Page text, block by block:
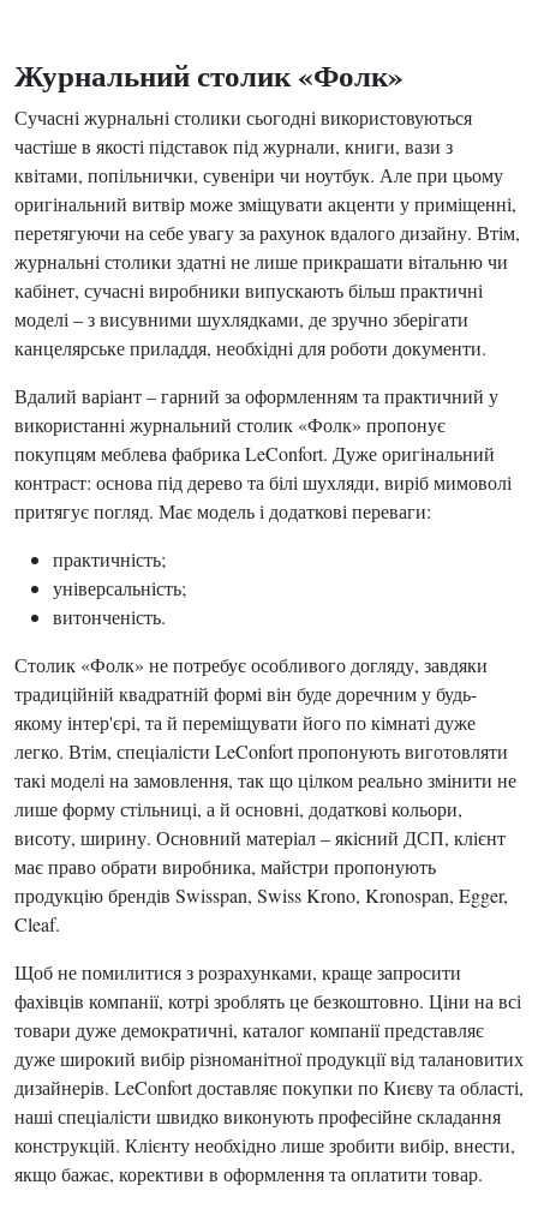
Журнальний столик «Фолк»
Сучасні журнальні столики сьогодні використовуються
частіше в якості підставок під журнали, книги, вази з
квітами, попільнички, сувеніри чи ноутбук. Але при цьому
оригінальний витвір може зміщувати акценти у приміщенні,
перетягуючи на себе увагу за рахунок вдалого дизайну. Втім,
журнальні столики здатні не лише прикрашати вітальню чи
кабінет, сучасні виробники випускають більш практичні
моделі – з висувними шухлядками, де зручно зберігати
канцелярське приладдя, необхідні для роботи документи.
Вдалий варіант – гарний за оформленням та практичний у
використанні журнальний столик «Фолк» пропонує
покупцям меблева фабрика LeConfort. Дуже оригінальний
контраст: основа під дерево та білі шухляди, виріб мимоволі
притягує погляд. Має модель і додаткові переваги:
практичність;
універсальність;
витонченість.
Столик «Фолк» не потребує особливого догляду, завдяки
традиційній квадратній формі він буде доречним у будь-
якому інтер'єрі, та й переміщувати його по кімнаті дуже
легко. Втім, спеціалісти LeConfort пропонують виготовляти
такі моделі на замовлення, так що цілком реально змінити не
лише форму стільниці, а й основні, додаткові кольори,
висоту, ширину. Основний матеріал – якісний ДСП, клієнт
має право обрати виробника, майстри пропонують
продукцію брендів Swisspan, Swiss Krono, Kronospan, Egger,
Cleaf.
Щоб не помилитися з розрахунками, краще запросити
фахівців компанії, котрі зроблять це безкоштовно. Ціни на всі
товари дуже демократичні, каталог компанії представляє
дуже широкий вибір різноманітної продукції від талановитих
дизайнерів. LeConfort доставляє покупки по Києву та області,
наші спеціалісти швидко виконують професійне складання
конструкцій. Клієнту необхідно лише зробити вибір, внести,
якщо бажає, корективи в оформлення та оплатити товар.